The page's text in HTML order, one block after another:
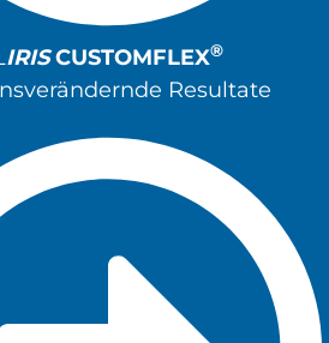
IRIS CUSTOMFLEX®
Resultate